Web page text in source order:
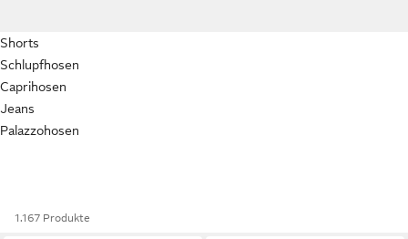
Shorts
Schlupfhosen
Caprihosen
Jeans
Palazzohosen
1.167 Produkte